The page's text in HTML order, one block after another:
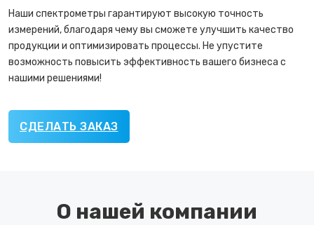
Наши спектрометры гарантируют высокую точность
измерений, благодаря чему вы сможете улучшить качество
продукции и оптимизировать процессы. Не упустите
возможность повысить эффективность вашего бизнеса с
нашими решениями!
СДЕЛАТЬ ЗАКАЗ
О нашей компании